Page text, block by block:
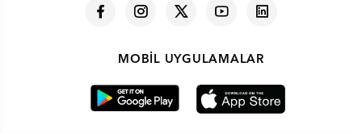
MOBIL UYGULAMALAR